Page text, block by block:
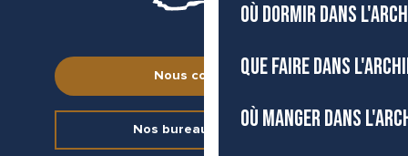
OÙ DORMIR DANS
QUE FAIRE DANS
OÙ MANGER DANS
Nous contacter
Nos bureaux d’accueil